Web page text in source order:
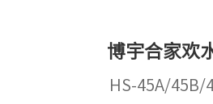
博宇合家欢
HS-45A/45B/